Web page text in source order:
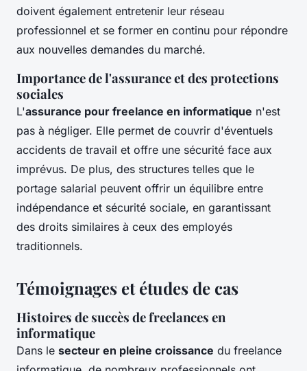
doivent également entretenir leur réseau
professionnel et se former en continu pour répondre
aux nouvelles demandes du marché.
Importance de l'assurance et des protections
sociales
L'assurance pour freelance en informatique n'est
pas à négliger. Elle permet de couvrir d'éventuels
accidents de travail et offre une sécurité face aux
imprévus. De plus, des structures telles que le
portage salarial peuvent offrir un équilibre entre
indépendance et sécurité sociale, en garantissant
des droits similaires à ceux des employés
traditionnels.
Témoignages et études de cas
Histoires de succès de freelances en
informatique
Dans le secteur en pleine croissance du freelance